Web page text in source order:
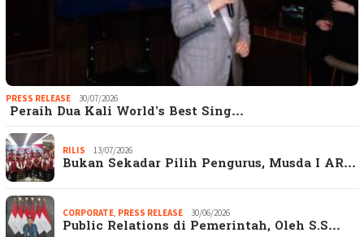
PRESS RELEASE 30/07/2026
Peraih Dua Kali World’s Best Sing…
RILIS 13/07/2026
Bukan Sekadar Pilih Pengurus, Musda I AR…
CORPORATE, PRESS RELEASE 30/06/2026
Public Relations di Pemerintah, Oleh S.S…